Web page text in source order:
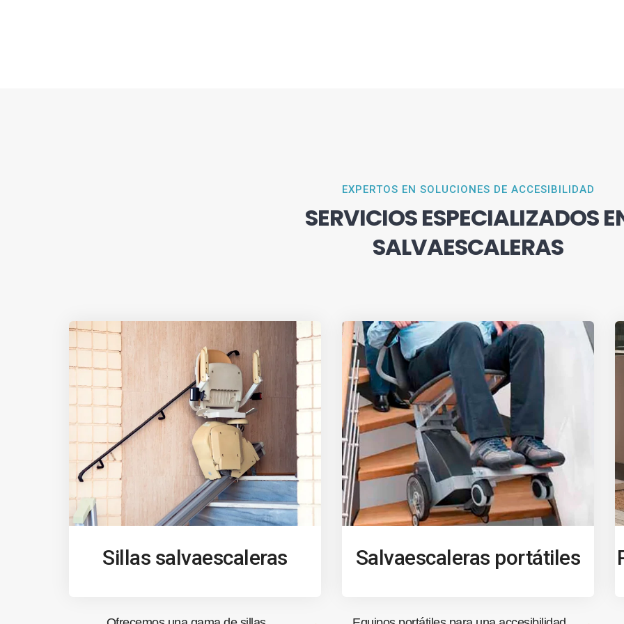
EXPERTOS EN SOLUCIONES DE ACCESIBILIDAD
SERVICIOS ESPECIALIZADOS
SALVAESCALERAS
Sillas salvaescaleras Salvaescaleras portátiles